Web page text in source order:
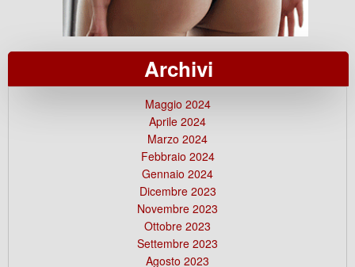
Archivi
Maggio 2024
Aprile 2024
Marzo 2024
Febbraio 2024
Gennaio 2024
Dicembre 2023
Novembre 2023
Ottobre 2023
Settembre 2023
Agosto 2023